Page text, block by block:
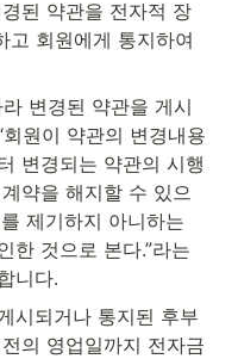
된 약관을 전자적 장
고 회원에게 통지하여
변경된 약관을 게시
원이 약관의 변경내용
변경되는 약관의 시행
약을 해지할 수 있으
제기하지 아니하는
한 것으로 본다.”라는
니다.
시되거나 통지된 후부
의 영업일까지 전자금